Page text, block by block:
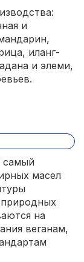
и
иланг-
и элеми,
самый
масел
на
веганам,